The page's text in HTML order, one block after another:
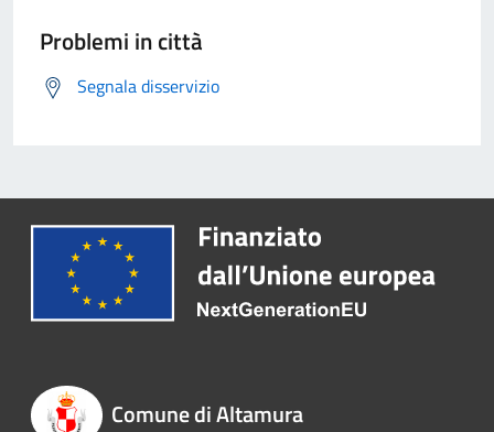
Problemi in città
Segnala disservizio
Comune di Altamura